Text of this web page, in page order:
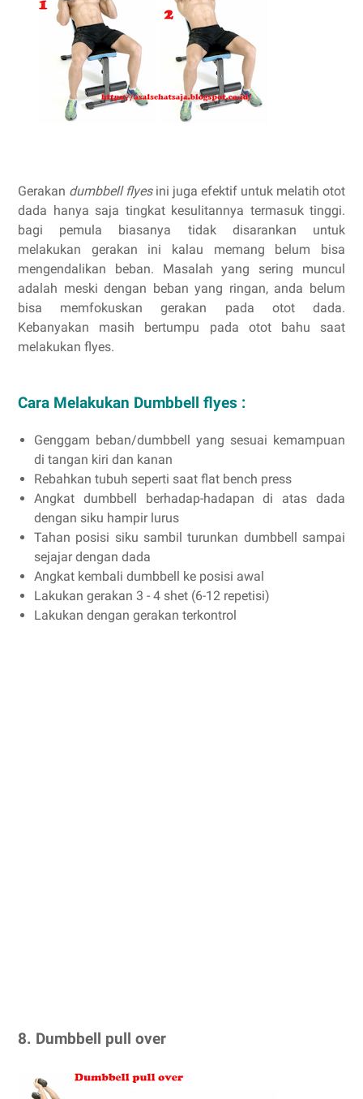
Gerakan dumbbell flyesini juga efektif untuk melatih otot
dada hanya saja tingkat kesulitannya termasuk tinggi.
bagi pemula biasanya tidak disarankan untuk
melakukan gerakan ini kalau memang belum bisa
mengendalikan beban. Masalah yang sering muncul
adalah meski dengan beban yang ringan, anda belum
bisa memfokuskan gerakan pada otot dada.
Kebanyakan masih bertumpu pada otot bahu saat
melakukan flyes.
Cara Melakukan Dumbbell flyes :
Genggam beban/dumbbell yang sesuai kemampuan
di tangan kiri dan kanan
Rebahkan tubuh seperti saat flat bench press
Angkat dumbbell berhadap-hadapan di atas dada
dengan siku hampir lurus
Tahan posisi siku sambil turunkan dumbbell sampai
sejajar dengan dada
Angkat kembali dumbbell ke posisi awal
Lakukan gerakan 3 - 4 shet (6-12 repetisi)
Lakukan dengan gerakan terkontrol
8. Dumbbell pull over